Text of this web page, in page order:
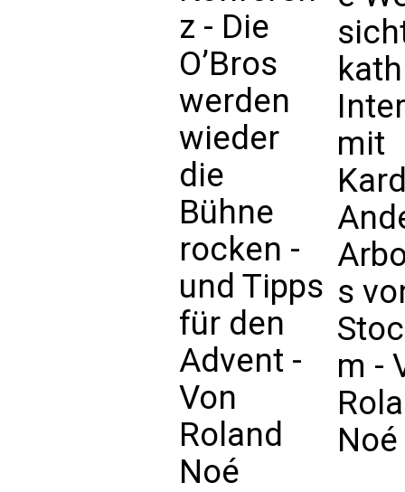
z - Die
O’Bros
werden
wieder
die
Bühne
rocken -
und Tipps
für den
Advent -
Von
Roland
Noé
mit
s
m -
Noé